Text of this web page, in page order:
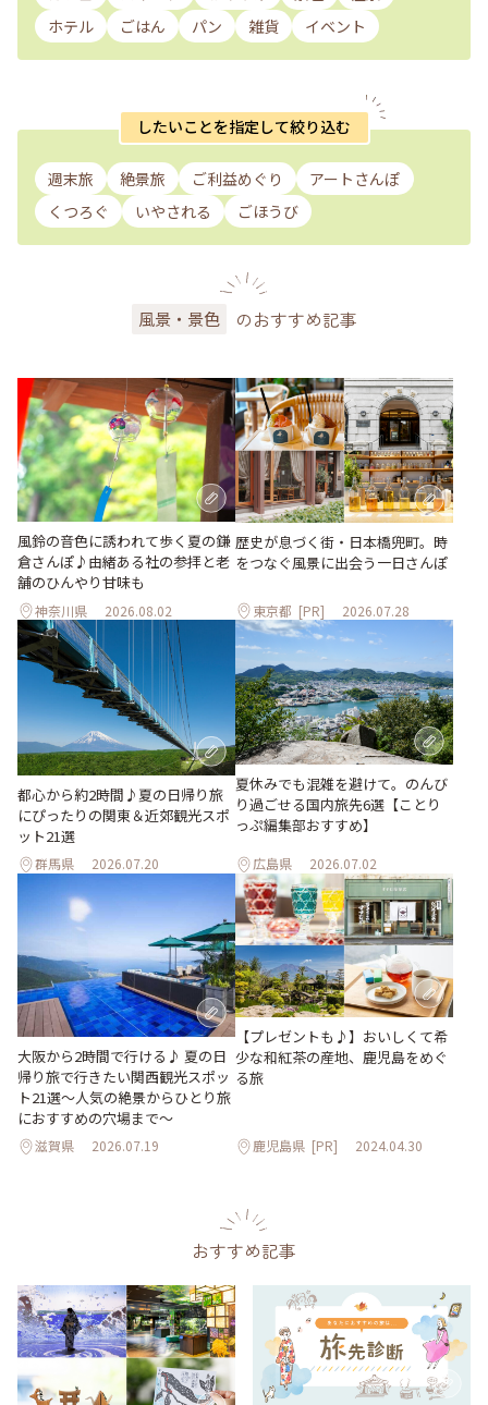
ホテル
ごはん パン 雑貨 イベント
したいことを指定して絞り込む
週末旅 絶景旅 ご利益めぐり
アートさんぽ
くつろぐ
いやされる ごほうび
風景・景色 のおすすめ記事
風鈴の音色に誘われて歩く夏の鎌
倉さんぽ♪由緒ある社の参拝と老
舗のひんやり甘味も
神奈川県 2026.08.02
歴史が息づく街・日本橋兜町。時
をつなぐ風景に出会う一日さんぽ
東京都 [PR] 2026.07.28
都心から約2時間♪夏の日帰り旅
にぴったりの関東＆近郊観光スポ
ット21選
群馬県 2026.07.20
夏休みでも混雑を避けて。のんび
り過ごせる国内旅先6選【ことり
っぷ編集部おすすめ】
広島県 2026.07.02
大阪から2時間で行ける♪ 夏の日
帰り旅で行きたい関西観光スポッ
ト21選～人気の絶景からひとり旅
におすすめの穴場まで～
滋賀県 2026.07.19
【プレゼントも♪】おいしくて希
少な和紅茶の産地、鹿児島をめぐ
る旅
鹿児島県 [PR] 2024.04.30
おすすめ記事